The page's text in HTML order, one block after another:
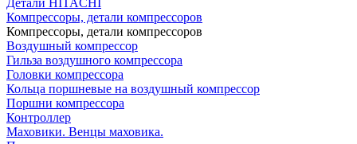
Детали HITACHI
Компрессоры, детали компрессоров
Компрессоры, детали компрессоров
Воздушный компрессор
Гильза воздушного компрессора
Головки компрессора
Кольца поршневые на воздушный компрессор
Поршни компрессора
Контроллер
Маховики. Венцы маховика.